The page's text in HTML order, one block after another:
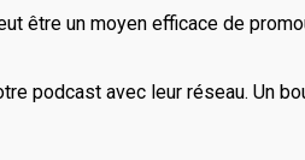
être un moyen efficace de
podcast avec leur réseau. Un